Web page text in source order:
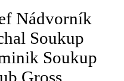
Nádvorník
Soukup
Soukup
Gross